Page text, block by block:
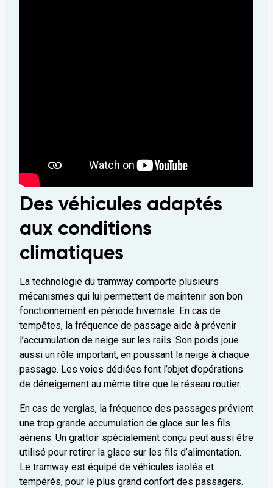
Des véhicules adaptés
aux conditions
climatiques
La technologie du tramway comporte plusieurs
mécanismes qui lui permettent de maintenir son bon
fonctionnement en période hivernale. En cas de
tempêtes, la fréquence de passage aide à prévenir
l’accumulation de neige sur les rails. Son poids joue
aussi un rôle important, en poussant la neige à chaque
passage. Les voies dédiées font l’objet d’opérations
de déneigement au même titre que le réseau routier.
En cas de verglas, la fréquence des passages prévient
une trop grande accumulation de glace sur les fils
aériens. Un grattoir spécialement conçu peut aussi être
utilisé pour retirer la glace sur les fils d’alimentation.
Le tramway est équipé de véhicules isolés et
tempérés, pour le plus grand confort des passagers.